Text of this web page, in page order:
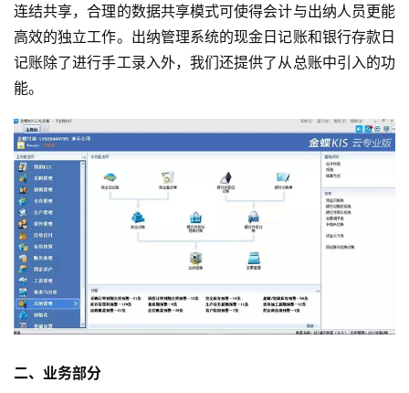
连结共享，合理的数据共享模式可使得会计与出纳人员更能
高效的独立工作。出纳管理系统的现金日记账和银行存款日
记账除了进行手工录入外，我们还提供了从总账中引入的功
能。
二、业务部分